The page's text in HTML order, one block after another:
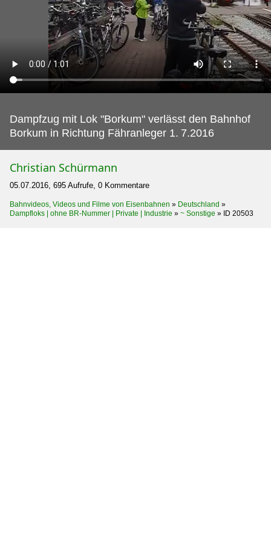
Dampfzug mit Lok "Borkum" verlässt den Bahnhof
Borkum in Richtung Fähranleger 1. 7.2016
Christian Schürmann
05.07.2016, 695 Aufrufe, 0 Kommentare
Bahnvideos, Videos und Filme von Eisenbahnen » Deutschland »
Dampfloks | ohne BR-Nummer | Private | Industrie » ~ Sonstige » ID 20503